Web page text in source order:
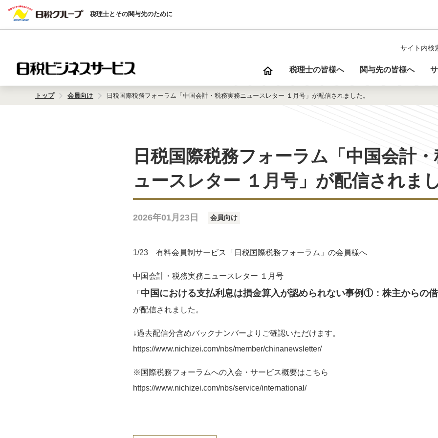
税理士とその関与先のために
サイト内検
税理士の皆様へ 関与先の皆様へ
トップ 会員向け 日税国際税務フォーラム「中国会計・税務実務ニュースレター １月号」が配信されました。
日税国際税務フォーラム「中国会計
ュースレター １月号」が配信されま
2026年01月23日 会員向け
1/23 有料会員制サービス「日税国際税務フォーラム」の会員様へ
中国会計・税務実務ニュースレター １月号
「 中国における支払利息は損金算入が認められない事例①：株主からの
が配信されました。
↓過去配信分含めバックナンバーよりご確認いただけます。
https://www.nichizei.com/nbs/member/chinanewsletter/
※国際税務フォーラムへの入会・サービス概要はこちら
https://www.nichizei.com/nbs/service/international/